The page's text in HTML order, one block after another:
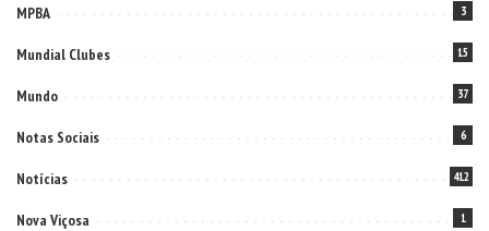
MPBA 3
Mundial Clubes 15
Mundo 37
Notas Sociais 6
Notícias 412
Nova Viçosa 1